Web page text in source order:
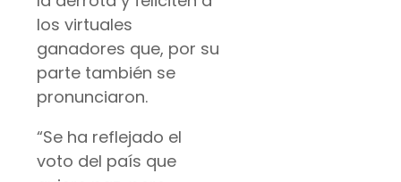
los virtuales
ganadores que, por su
parte también se
pronunciaron.
“Se ha reflejado el
voto del país que